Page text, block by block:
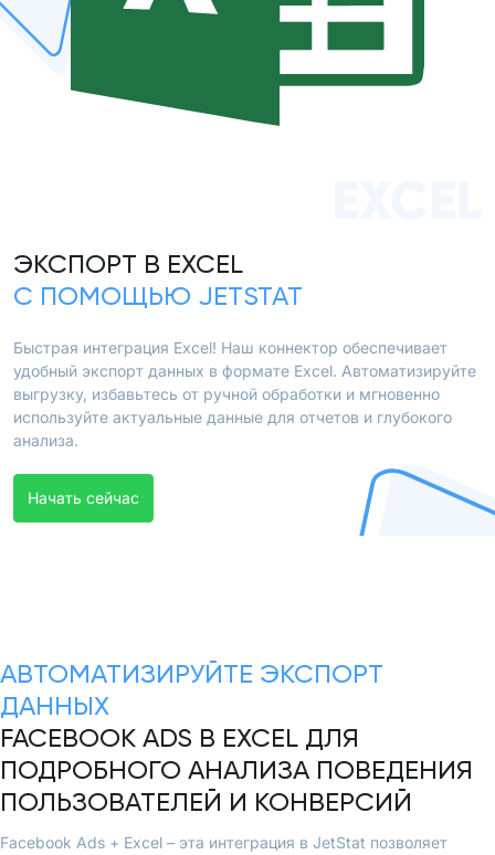
ЭКСПОРТ В EXCEL
С ПОМОЩЬЮ JETSTAT
Быстрая интеграция Excel! Наш коннектор обеспечивает
удобный экспорт данных в формате Excel. Автоматизируйте
выгрузку, избавьтесь от ручной обработки и мгновенно
используйте актуальные данные для отчетов и глубокого
анализа.
Начать сейчас
АВТОМАТИЗИРУЙТЕ ЭКСПОРТ
ДАННЫХ
FACEBOOK ADS В EXCEL ДЛЯ
ПОДРОБНОГО АНАЛИЗА ПОВЕДЕНИЯ
ПОЛЬЗОВАТЕЛЕЙ И КОНВЕРСИЙ
Facebook Ads + Excel – эта интеграция в JetStat позволяет